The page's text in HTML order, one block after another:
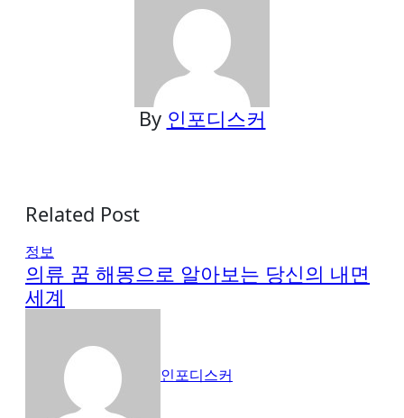
By 인포디스커
Related Post
정보
의류 꿈 해몽으로 알아보는 당신의 내면
세계
인포디스커